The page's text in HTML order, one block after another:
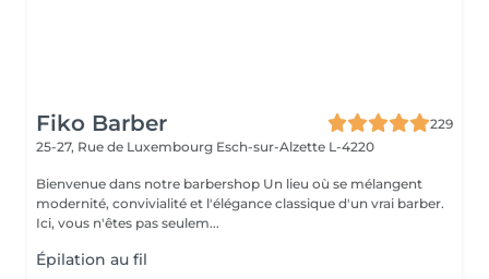
Fiko Barber
229
25-27, Rue de Luxembourg Esch-sur-Alzette L-4220
Bienvenue dans notre barbershop Un lieu où se mélangent
modernité, convivialité et l'élégance classique d'un vrai barber.
Ici, vous n'êtes pas seulem...
Épilation au fil